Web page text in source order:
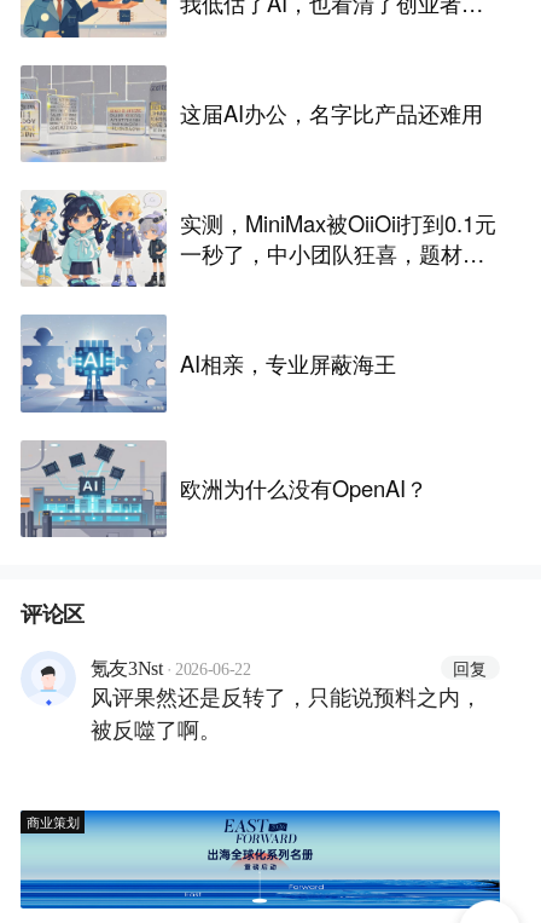
这届AI办公，名字比产品还难用
实测，MiniMax被OiiOii打到0.1元
一秒了，中小团队狂喜，题材成
AI相亲，专业屏蔽海王
欧洲为什么没有OpenAI？
评论区
氪友3Nst · 2026-06-22 回复
风评果然还是反转了，只能说预料之内，
被反噬了啊。
商业策划